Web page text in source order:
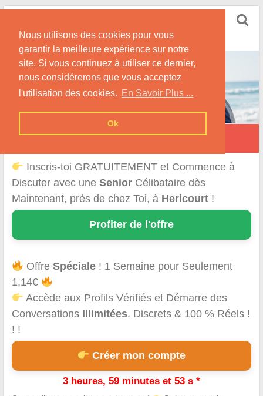
Nous utilisons des cookies pour vous
garantir la meilleure expérience sur notre
site. Si vous continuez à utiliser ce dernier,
nous considérerons que vous acceptez
l'utilisation des cookies. En Savoir Plus ...
Ok
Skip
content
Conseils & Infos pour la Rencontre d'une Senior
Héricourt
Inscris-toi GRATUITEMENT et Commence à
Discuter avec une SeniorCélibataire dès
Maintenant, près de chez Toi, à Hericourt!
Profiter de l'offre
OffreSpéciale ! 1 Semaine pour Seulement
1,14€
Accède aux Profils Vérifiés et Démarre des
Conversations Illimitées. Discrets & 100 % Réels !
! !
Créer mon compte
3 heures, 59 minutes et 53 s *